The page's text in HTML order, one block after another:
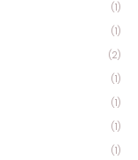
(1)
(1)
(2)
(1)
(1)
(1)
(1)